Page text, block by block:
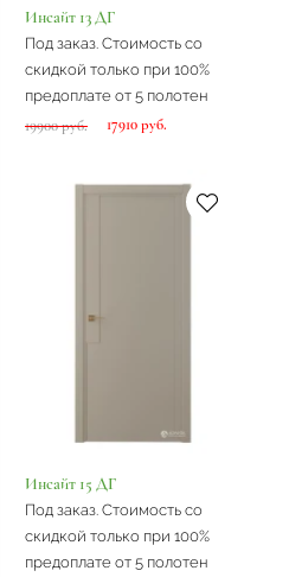
Инсайт 13 ДГ
Под заказ. Стоимость со
скидкой только при 100%
предоплате от 5 полотен
19900 руб. 17910 руб.
Инсайт 15 ДГ
Под заказ. Стоимость со
скидкой только при 100%
предоплате от 5 полотен